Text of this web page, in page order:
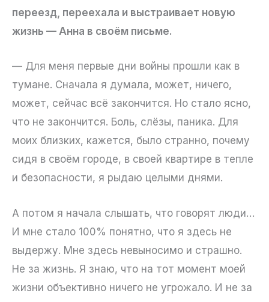
переезд, переехала и выстраивает новую
жизнь — Анна в своём письме.
— Для меня первые дни войны прошли как в
тумане. Сначала я думала, может, ничего,
может, сейчас всё закончится. Но стало ясно,
что не закончится. Боль, слёзы, паника. Для
моих близких, кажется, было странно, почему
сидя в своём городе, в своей квартире в тепле
и безопасности, я рыдаю целыми днями.
А потом я начала слышать, что говорят люди…
И мне стало 100% понятно, что я здесь не
выдержу. Мне здесь невыносимо и страшно.
Не за жизнь. Я знаю, что на тот момент моей
жизни объективно ничего не угрожало. И не за